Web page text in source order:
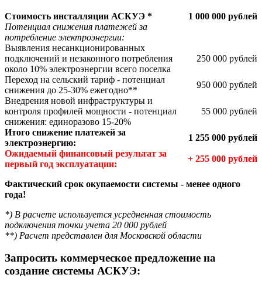
Стоимость инсталляции АСКУЭ *
1 000 000 рублей
Потенциал снижения платежей за
потребление электроэнергии:
Выявления несанкционированных
подключений и незаконного потребления
около 10% электроэнергии всего поселка
250 000 рублей
Переход на сельский тариф - потенциал
снижения до 25-30% ежегодно**
950 000 рублей
Внедрения новой инфраструктуры и
контроля профилей мощности - потенциал
снижения: единоразово 15-20%
55 000 рублей
Итого снижение платежей за
электроэнергию:
1 255 000 рублей
Ожидаемый финансовый результат за
первый год эксплуатации:
+ 255 000 рублей
Фактический срок окупаемости системы - менее одного
года!
*) В расчете используется усредненная стоимость
подключения точки учета 20 000 рублей
**) Расчет представлен для Московской области
Запросить коммерческое предложение на
создание системы АСКУЭ: